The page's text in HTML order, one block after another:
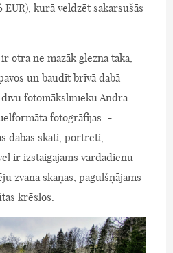
kurā veldzēt sakarsušās
otra ne mazāk glezna taka,
un baudīt brīvā dabā
fotomākslinieku Andra
fotogrāfijas -
dabas skati, portreti,
ir izstaigājams vārdadienu
zvana skaņas, pagulšņājams
krēslos.